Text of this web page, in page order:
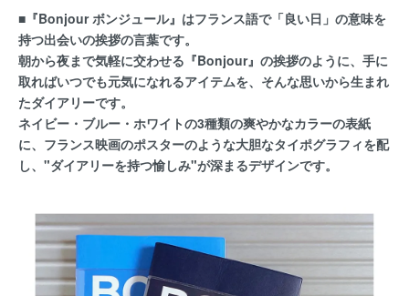
■『Bonjour ボンジュール』はフランス語で「良い日」の意味を
持つ出会いの挨拶の言葉です。
朝から夜まで気軽に交わせる『Bonjour』の挨拶のように、手に
取ればいつでも元気になれるアイテムを、そんな思いから生まれ
たダイアリーです。
ネイビー・ブルー・ホワイトの3種類の爽やかなカラーの表紙
に、フランス映画のポスターのような大胆なタイポグラフィを配
し、"ダイアリーを持つ愉しみ"が深まるデザインです。